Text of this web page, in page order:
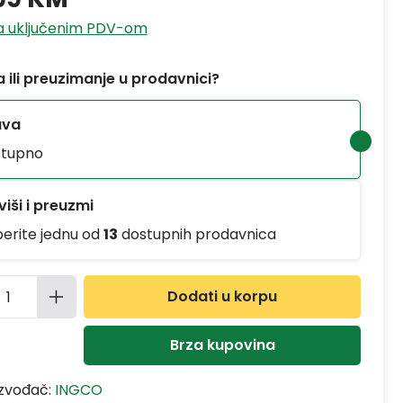
uključenim PDV-om
ili preuzimanje u prodavnici?
i preuzmi
jednu od13 dostupnih prodavnica
proizvoda: Unesite željenu
Dodati u korpu
Brza kupovina
INGCO